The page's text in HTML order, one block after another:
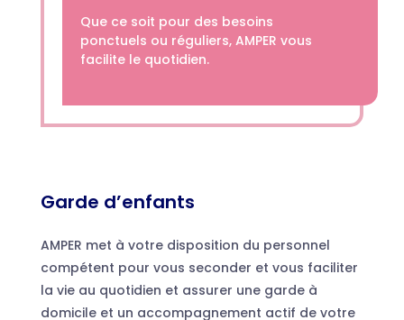
Que ce soit pour des besoins
ponctuels ou réguliers, AMPER vous
facilite le quotidien.
Garde d’enfants
AMPER met à votre disposition du personnel
compétent pour vous seconder et vous faciliter
la vie au quotidien et assurer une garde à
domicile et un accompagnement actif de votre